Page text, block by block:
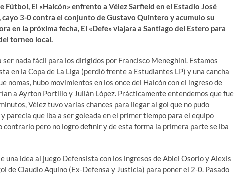
Fútbol, El «Halcón» enfrento a Vélez Sarfield en el Estadio José
3-0 contra el conjunto de Gustavo Quintero y acumulo su
en la próxima fecha, El «Defe» viajara a Santiago del Estero para
torneo local.
nada fácil para los dirigidos por Francisco Meneghini. Estamos
en la Copa de La Liga (perdió frente a Estudiantes LP) y una cancha
nomas, hubo movimientos en los once del Halcón con el ingreso de
a Ayrton Portillo y Julián López. Prácticamente entendemos que fue
Vélez tuvo varias chances para llegar al gol que no pudo
parecía que iba a ser goleada en el primer tiempo para el equipo
contrario pero no logro definir y de esta forma la primera parte se iba
una idea al juego Defensista con los ingresos de Abiel Osorio y Alexis
de Claudio Aquino (Ex-Defensa y Justicia) para poner el 2-0. Pasado